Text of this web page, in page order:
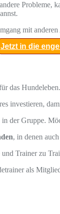
mit anderen
Jetzt in die
das Hundeleben.
investieren,
der Gruppe.
, in denen
Trainer zu
als